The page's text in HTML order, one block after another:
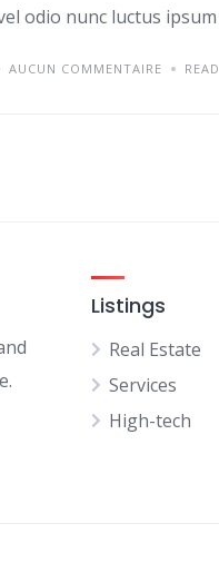
odio nunc luctus
AUCUN COMMENTAIRE
Listings
Real Estate
Services
High-tech